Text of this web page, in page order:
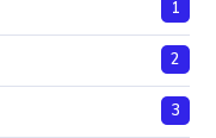
1
2
3